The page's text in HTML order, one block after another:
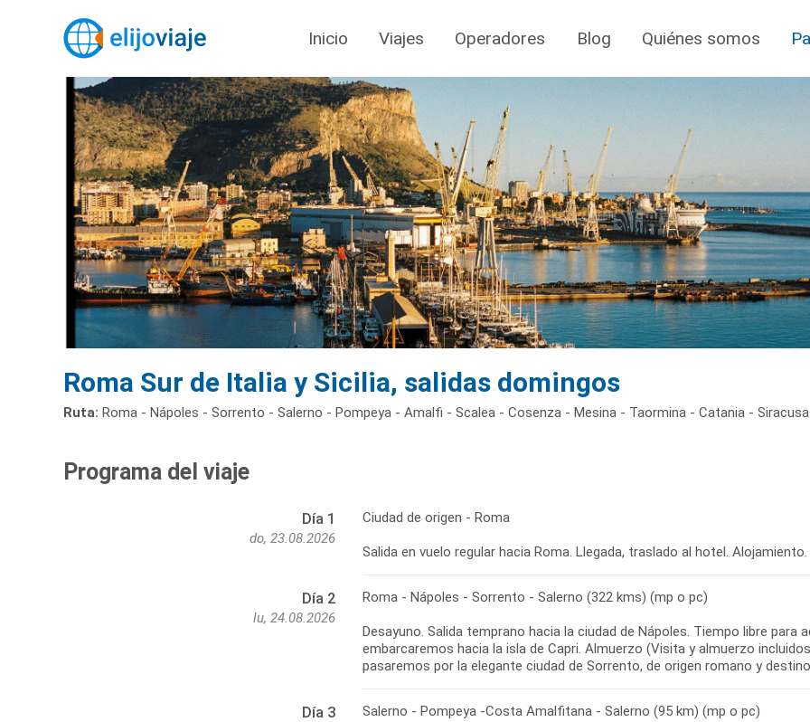
Inicio Viajes Operadores Blog Quiénes somos
Roma Sur de Italia y Sicilia, salidas domingos
Ruta: Roma - Nápoles - Sorrento - Salerno - Pompeya - Amalfi - Scalea - Cosenza - Mesina - Taormina - Catania -
Programa del viaje
Día 1
do, 23.08.2026
Ciudad de origen - Roma
Salida en vuelo regular hacia Roma. Llegada, traslado al hotel. Alojamiento.
Día 2
lu, 24.08.2026
Roma - Nápoles - Sorrento - Salerno (322 kms) (mp o pc)
Desayuno. Salida temprano hacia la ciudad de Nápoles. Tiempo libre para
embarcaremos hacia la isla de Capri. Almuerzo (Visita y almuerzo
pasaremos por la elegante ciudad de Sorrento, de origen romano y
Día 3 Salerno - Pompeya -Costa Amalfitana - Salerno (95 km) (mp o pc)